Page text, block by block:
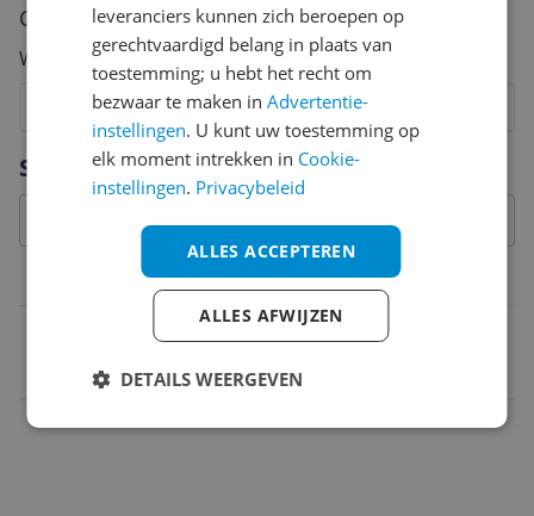
Specificaties
Belangrijkste kenmerken
5060586638924
Cijfer
Welk cijfer geef jij dit product?
7
6
5
4
3
2
Vraag 1 van 4
leveranciers kunnen zich beroepen op
gerechtvaardigd belang in plaats van
toestemming; u hebt het recht om
bezwaar te maken inAdvertentie-
instellingen. U kunt uw toestemming op
elk moment intrekken in Cookie-
instellingen. Privacybeleid
ALLES ACCEPTEREN
ALLES AFWIJZEN
DETAILS WEERGEVEN